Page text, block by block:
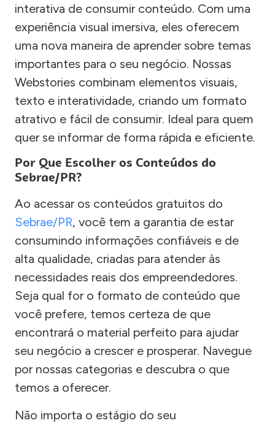
interativa de consumir conteúdo. Com uma
experiência visual imersiva, eles oferecem
uma nova maneira de aprender sobre temas
importantes para o seu negócio. Nossas
Webstories combinam elementos visuais,
texto e interatividade, criando um formato
atrativo e fácil de consumir. Ideal para quem
quer se informar de forma rápida e eficiente.
Por Que Escolher os Conteúdos do
Sebrae/PR?
Ao acessar os conteúdos gratuitos do
Sebrae/PR, você tem a garantia de estar
consumindo informações confiáveis e de
alta qualidade, criadas para atender às
necessidades reais dos empreendedores.
Seja qual for o formato de conteúdo que
você prefere, temos certeza de que
encontrará o material perfeito para ajudar
seu negócio a crescer e prosperar. Navegue
por nossas categorias e descubra o que
temos a oferecer.
Não importa o estágio do seu